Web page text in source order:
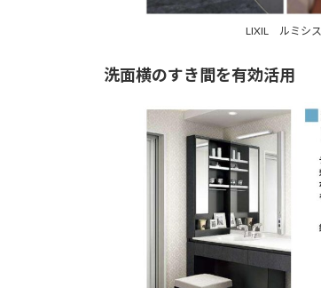
LIXIL ルミシス
洗面横のすき間を有効活用